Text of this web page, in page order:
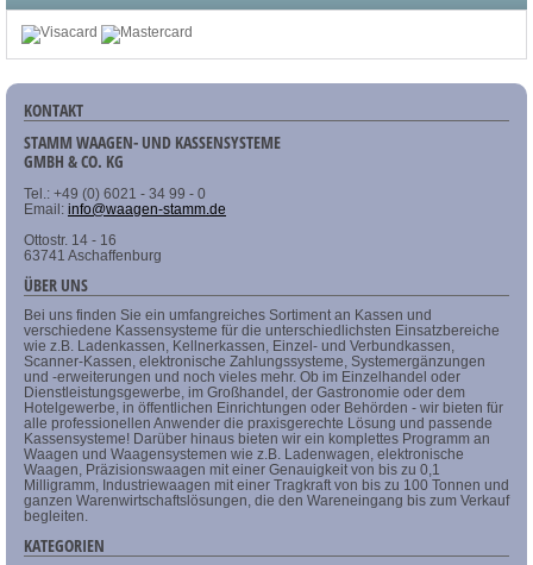
KONTAKT
STAMM WAAGEN- UND KASSENSYSTEME
GMBH & CO. KG
Tel.: +49 (0) 6021 - 34 99 - 0
Email: info@waagen-stamm.de
Ottostr. 14 - 16
63741 Aschaffenburg
ÜBER UNS
Bei uns finden Sie ein umfangreiches Sortiment an Kassen und
verschiedene Kassensysteme für die unterschiedlichsten Einsatzbereiche
wie z.B. Ladenkassen, Kellnerkassen, Einzel- und Verbundkassen,
Scanner-Kassen, elektronische Zahlungssysteme, Systemergänzungen
und -erweiterungen und noch vieles mehr. Ob im Einzelhandel oder
Dienstleistungsgewerbe, im Großhandel, der Gastronomie oder dem
Hotelgewerbe, in öffentlichen Einrichtungen oder Behörden - wir bieten für
alle professionellen Anwender die praxisgerechte Lösung und passende
Kassensysteme! Darüber hinaus bieten wir ein komplettes Programm an
Waagen und Waagensystemen wie z.B. Ladenwagen, elektronische
Waagen, Präzisionswaagen mit einer Genauigkeit von bis zu 0,1
Milligramm, Industriewaagen mit einer Tragkraft von bis zu 100 Tonnen und
ganzen Warenwirtschaftslösungen, die den Wareneingang bis zum Verkauf
begleiten.
KATEGORIEN